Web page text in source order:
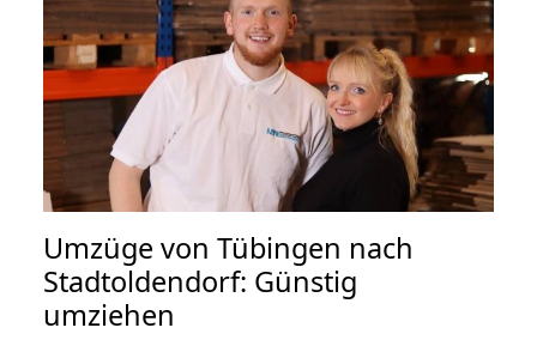
Umzüge von Tübingen nach
Stadtoldendorf: Günstig
umziehen